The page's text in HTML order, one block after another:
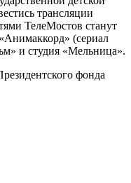
трансляции
ТелеМостов станут
(сериал
и студия «Мельница».
фонда